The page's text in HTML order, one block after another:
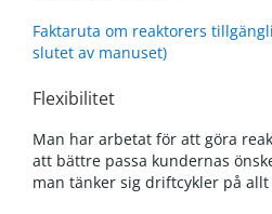
Faktaruta om reaktorers
slutet av manuset)
Flexibilitet
Man har arbetat för att göra
att bättre passa kundernas
man tänker sig driftcykler på